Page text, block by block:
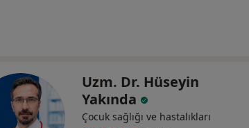
Uzm. Dr. Hüseyin
Yakında
Çocuk sağlığı ve hastalıkları